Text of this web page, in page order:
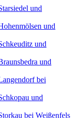
und
und
und
und
bei
und
bei Weißenfels